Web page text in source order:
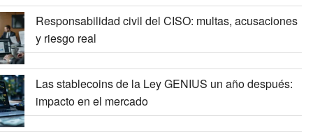
Responsabilidad civil del CISO: multas, acusaciones
y riesgo real
Las stablecoins de la Ley GENIUS un año después:
impacto en el mercado